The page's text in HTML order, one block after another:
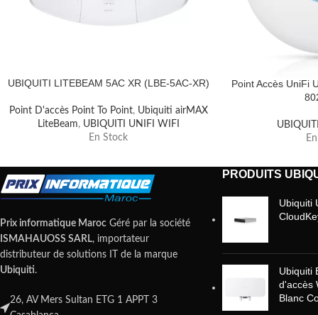
UBIQUITI LITEBEAM 5AC XR (LBE-5AC-XR)
Point D'accès Point To Point, Ubiquiti airMAX
LiteBeam, UBIQUITI UNIFI WIFI
En Stock
Point Accès UniFi
Prix informatique Maroc Géré par la société
ISMAHAUOSS SARL, importateur
distributeur de solutions IT de la marque
Ubiquiti.
26, AV Mers Sultan ETG 1 APPT 3
PRODUITS
Ubiquiti
Ubiquiti
d'accès
Blanc